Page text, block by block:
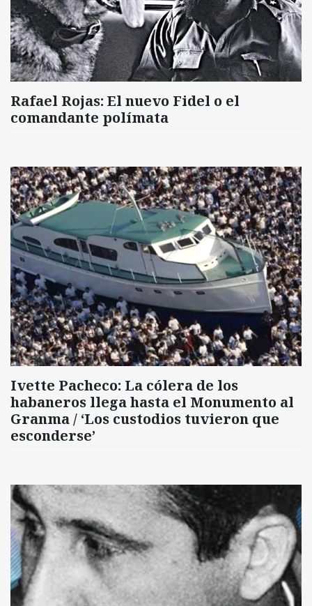
Rafael Rojas: El nuevo Fidel o el
comandante polímata
Ivette Pacheco: La cólera de los
habaneros llega hasta el Monumento al
Granma / ‘Los custodios tuvieron que
esconderse’